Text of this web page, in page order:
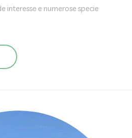
interesse e numerose specie